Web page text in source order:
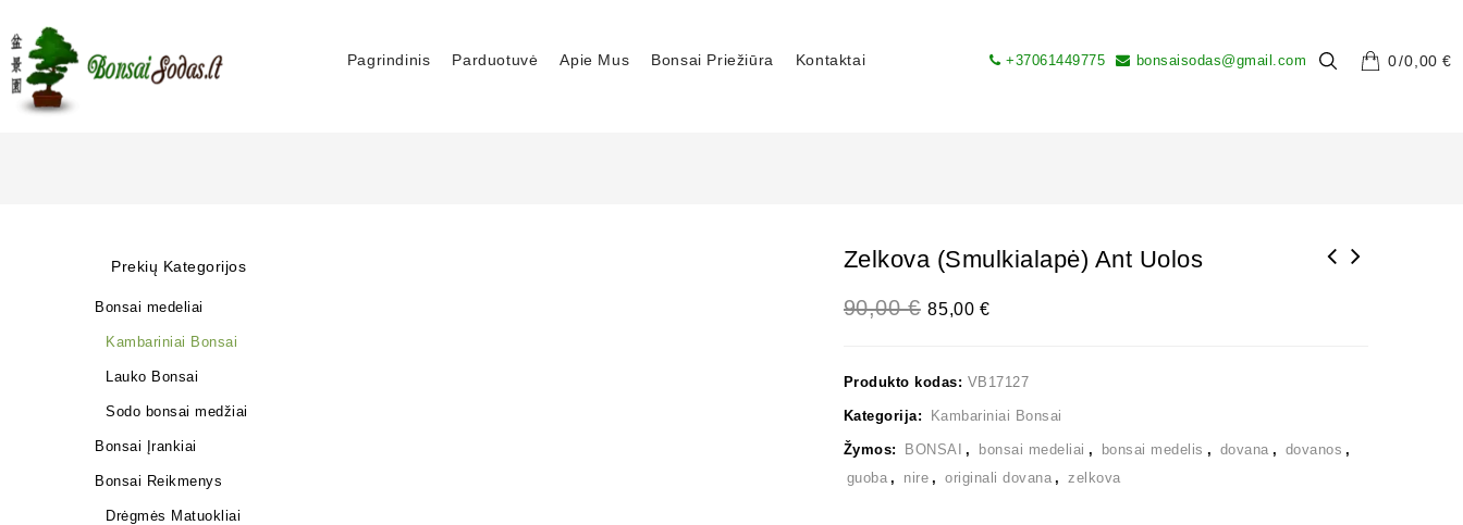
Pagrindinis Parduotuvė Apie Mus Bonsai Priežiūra Kontaktai 0 0,00€
+37061449775 bonsaisodas@gmail.com
Zelkova (smulkialapė) Ant Uolos
90,00€ 85,00 €
Produkto kodas: VB17127
Kategorija: Kambariniai Bonsai
Žymos: BONSAI , bonsai medeliai , bonsai medelis , dovana , dovanos ,
guoba , nire , originali dovana , zelkova
Prekių Kategorijos
Bonsai medeliai
Kambariniai Bonsai
Lauko Bonsai
Sodo bonsai medžiai
Bonsai Įrankiai
Bonsai Reikmenys
Drėgmės Matuokliai